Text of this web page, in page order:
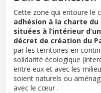
Cette zone qui entoure le
adhésion à la charte
situées à l’intérieur
décret de création du
par les territoires en
solidarité écologique
entre eux et avec les
soient naturels ou
avec le cœur .